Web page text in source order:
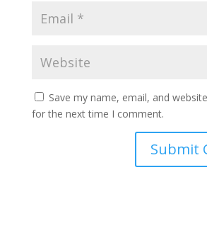
Save my name, email, and
for the next time I comment.